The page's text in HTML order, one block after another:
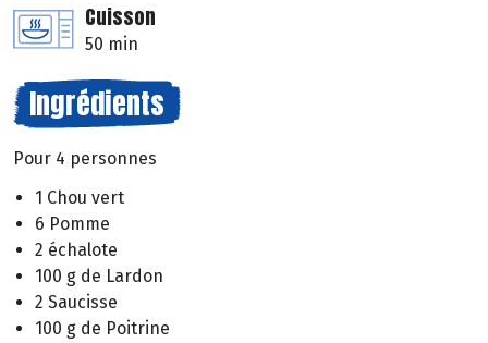
Cuisson
50 min
Ingrédients
Pour 4 personnes
1 Chou vert
6 Pomme
2 échalote
100 g de Lardon
2 Saucisse
100 g de Poitrine